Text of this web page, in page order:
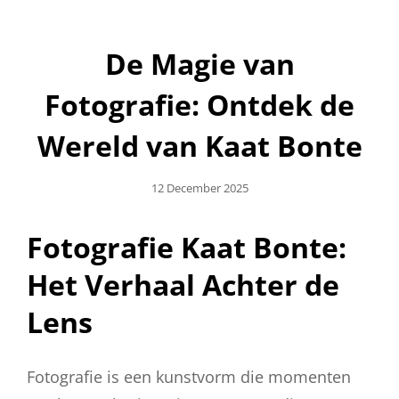
De Magie van
Fotografie: Ontdek de
Wereld van Kaat Bonte
Geplaatst
12 December 2025
Fotografie Kaat Bonte:
Het Verhaal Achter de
Lens
Fotografie is een kunstvorm die momenten